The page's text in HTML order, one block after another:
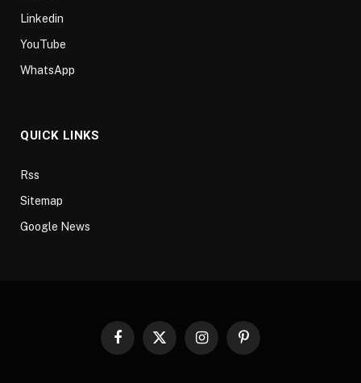
Linkedin
YouTube
WhatsApp
QUICK LINKS
Rss
Sitemap
Google News
Facebook
X
InstagramPinterest